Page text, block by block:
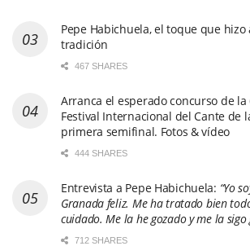
Pepe Habichuela, el toque que hizo
tradición
467 SHARES
Arranca el esperado concurso de la
Festival Internacional del Cante de
primera semifinal. Fotos & vídeo
444 SHARES
Entrevista a Pepe Habichuela: “Yo
Granada feliz. Me ha tratado bien
cuidado. Me la he gozado y me la sigo
712 SHARES